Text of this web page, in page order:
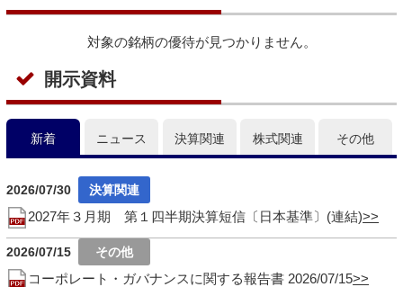
対象の銘柄の優待が見つかりません。
開示資料
新着 ニュース 決算関連 株式関連 その他
2026/07/30
2027年３月期 第１四半期決算短信〔日本基準〕(連結)
2026/07/15
コーポレート・ガバナンスに関する報告書 2026/07/15